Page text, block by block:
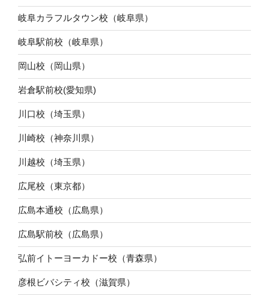
岐阜カラフルタウン校（岐阜県）
岐阜駅前校（岐阜県）
岡山校（岡山県）
岩倉駅前校(愛知県)
川口校（埼玉県）
川崎校（神奈川県）
川越校（埼玉県）
広尾校（東京都）
広島本通校（広島県）
広島駅前校（広島県）
弘前イトーヨーカドー校（青森県）
彦根ビバシティ校（滋賀県）